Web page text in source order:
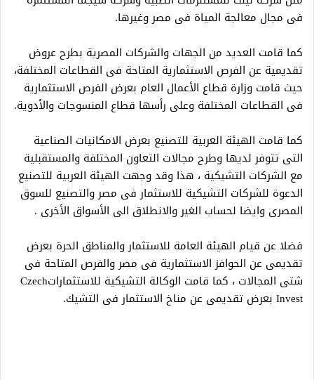
فى مجال معالجة المياة فى مصر وغيرها.
كما قامت العديد من الجهات والشركات المصرية بطرح عروض
تقديمية عن الفرص الاستثمارية المتاحة فى القطاعات المختلفة،
حيث قامت وزارة قطاع الأعمال العام بعرض الفرص الاستثمارية
فى القطاعات المختلفة وعلى رأسها قطاع المنسوجات والأدوية.
كما قامت الهيئة العربية للتصنيع بعرض الامكانيات الصناعية
التى تتوفر لديها وطرح مجالات التعاون المختلفة والمستقبلية
مع الشركات التشيكية ، هذا وقد وجهت الهيئة العربية للتصنيع
الدعوة للشركات التشيكية للاستثمار فى مصر والتصنيع للسوق
المصرى وايضا لحساب الغير والانطلاق الى الأسواق الأخرى .
فضلا عن قيام الهيئة العامة للاستثمار والمناطق الحرة بعرض
تقديمى عن الحوافز الاستثمارية فى مصر والفرص المتاحة فى
شتى المجالات ، كما قامت الوكالة التشيكية للاستثماراتCzech
Invest بعرض تقديمى عن مناخ الاستثمار فى التشيك.